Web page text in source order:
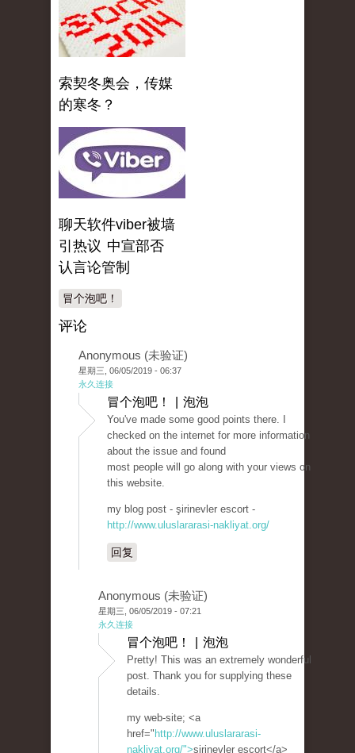
索契冬奥会，传媒
的寒冬？
聊天软件viber被墙
引热议 中宣部否
认言论管制
冒个泡吧！
评论
Anonymous (未验证)
星期三, 06/05/2019 - 06:37
永久连接
冒个泡吧！ | 泡泡
You've made some good points there. I
checked on the internet for more information
about the issue and found
most people will go along with your views on
this website.
my blog post - şirinevler escort -
http://www.uluslararasi-nakliyat.org/
回复
Anonymous (未验证)
星期三, 06/05/2019 - 07:21
永久连接
冒个泡吧！ | 泡泡
Pretty! This was an extremely wonderful
post. Thank you for supplying these
details.
my web-site; <a
href=" http://www.uluslararasi-
nakliyat.org/">şirinevler escort</a>